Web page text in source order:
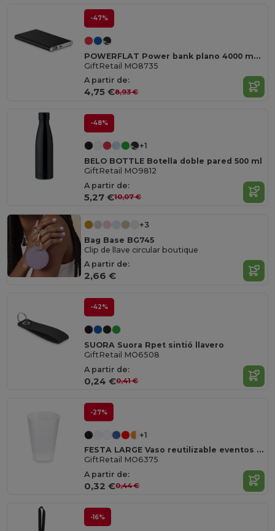
-47%
POWERFLAT Power bank plano 4000 mAh
GiftRetail MO8735
A partir de:
4,75 €8,93 €
-48%
+1
BELO BOTTLE Botella doble pared 500 ml
GiftRetail MO9812
A partir de:
5,27 €10,07 €
+3
Bag Base BG745
Clip de llave circular boutique
A partir de:
2,66 €
-42%
SUORA Suora Rpet sintió llavero
GiftRetail MO6508
A partir de:
0,24 €0,41 €
-27%
+1
FESTA LARGE Vaso reutilizable eventos 300mlMO6375
GiftRetail MO6375
A partir de:
0,32 €0,44 €
-16%